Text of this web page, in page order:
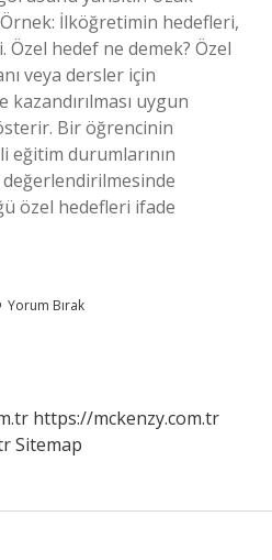
İlköğretimin hedefleri,
hedef ne demek? Özel
veya dersler için
kazandırılması uygun
Bir öğrencinin
durumlarının
değerlendirilmesinde
özel hedefleri ifade
Yorum Bırak
https://mckenzy.com.tr
Sitemap